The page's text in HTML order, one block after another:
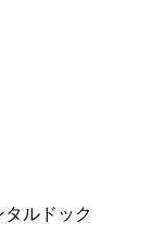
タルドック